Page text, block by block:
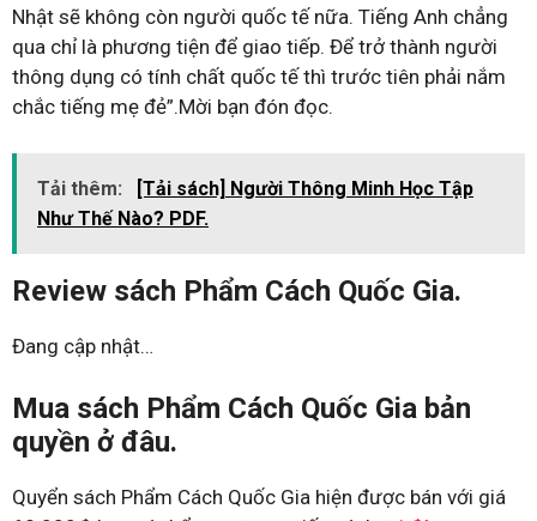
Nhật sẽ không còn người quốc tế nữa. Tiếng Anh chẳng
qua chỉ là phương tiện để giao tiếp. Để trở thành người
thông dụng có tính chất quốc tế thì trước tiên phải nắm
chắc tiếng mẹ đẻ”.Mời bạn đón đọc.
Tải thêm:
[Tải sách] Người Thông Minh Học Tập
Như Thế Nào? PDF.
Review sách Phẩm Cách Quốc Gia.
Đang cập nhật…
Mua sách Phẩm Cách Quốc Gia bản
quyền ở đâu.
Quyển sách Phẩm Cách Quốc Gia hiện được bán với giá